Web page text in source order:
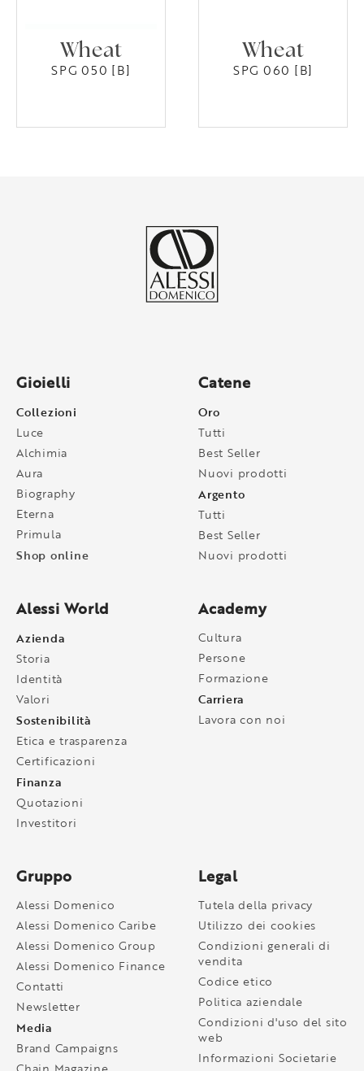
Wheat
SPG 050 [B]
Wheat
SPG 060 [B]
Gioielli
Collezioni
Luce
Alchimia
Aura
Biography
Eterna
Primula
Shop online
Catene
Oro
Tutti
Best Seller
Nuovi prodotti
Argento
Tutti
Best Seller
Nuovi prodotti
Alessi World
Azienda
Storia
Identità
Valori
Sostenibilità
Etica e trasparenza
Certificazioni
Finanza
Quotazioni
Investitori
Academy
Cultura
Persone
Formazione
Carriera
Lavora con noi
Gruppo
Alessi Domenico
Alessi Domenico Caribe
Alessi Domenico Group
Alessi Domenico Finance
Contatti
Newsletter
Media
Brand Campaigns
Legal
Tutela della privacy
Utilizzo dei cookies
Condizioni generali di
vendita
Codice etico
Politica aziendale
Condizioni d'uso del sito
web
Informazioni Societarie